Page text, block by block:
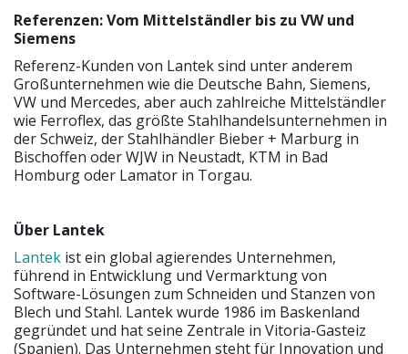
Referenzen: Vom Mittelständler bis zu VW und
Siemens
Referenz-Kunden von Lantek sind unter anderem
Großunternehmen wie die Deutsche Bahn, Siemens,
VW und Mercedes, aber auch zahlreiche Mittelständler
wie Ferroflex, das größte Stahlhandelsunternehmen in
der Schweiz, der Stahlhändler Bieber + Marburg in
Bischoffen oder WJW in Neustadt, KTM in Bad
Homburg oder Lamator in Torgau.
Über Lantek
Lantek ist ein global agierendes Unternehmen,
führend in Entwicklung und Vermarktung von
Software-Lösungen zum Schneiden und Stanzen von
Blech und Stahl. Lantek wurde 1986 im Baskenland
gegründet und hat seine Zentrale in Vitoria-Gasteiz
(Spanien). Das Unternehmen steht für Innovation und